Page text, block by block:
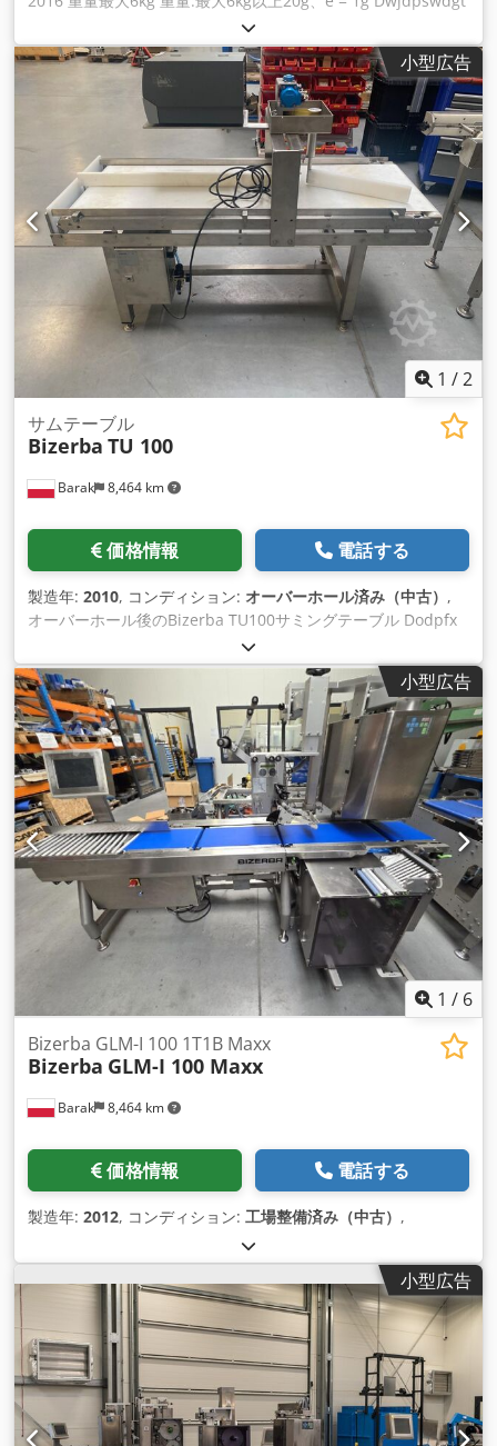
Eofx Amgea 移動方向 L→ R または R→ L ラベルステッカー：
- トップ（エアジェット） - ダウン（エアジェット） GT-12C
カラータッチスクリーン端末 計量セグメントの長さ400 mm テ
ープ幅300mm 機械全体のサイズ: 200 cm x 80 cm 13.60
SP.12へのプログラムのアップロードが可能 インストールされ
ているライセンス: トップ（マスター）： [+] ブリッジ+MC_バ
ッファ [+] ソフトコントロール_1 [+] 統計 [+] 体重クラス [+] コ
ードパート印刷 [+] フォント読み込み中 [+] ユーロ 下（奴隷）:
[+] PRINT_CODE_PARTS [+] ダウンロード可能なフォント [+]
ユーロ デバイスには6ヶ月の保証が付いています
小型広告
1 /2
Barak 8,464 km
サムテーブル
Bizerba TU 100
価格情報 電話する
製造年: 2010, コンディション: オーバーホール済み（中古） ,
オーバーホール後のBizerba TU100サミングテーブル Dodpfx
小型広告
1 / 6
Barak 8,464 km
Bizerba GLM-I 100 1T1B Maxx
Bizerba GLM-I 100 Maxx
価格情報 電話する
製造年: 2012, コンディション: 工場整備済み（中古） ,
小型広告